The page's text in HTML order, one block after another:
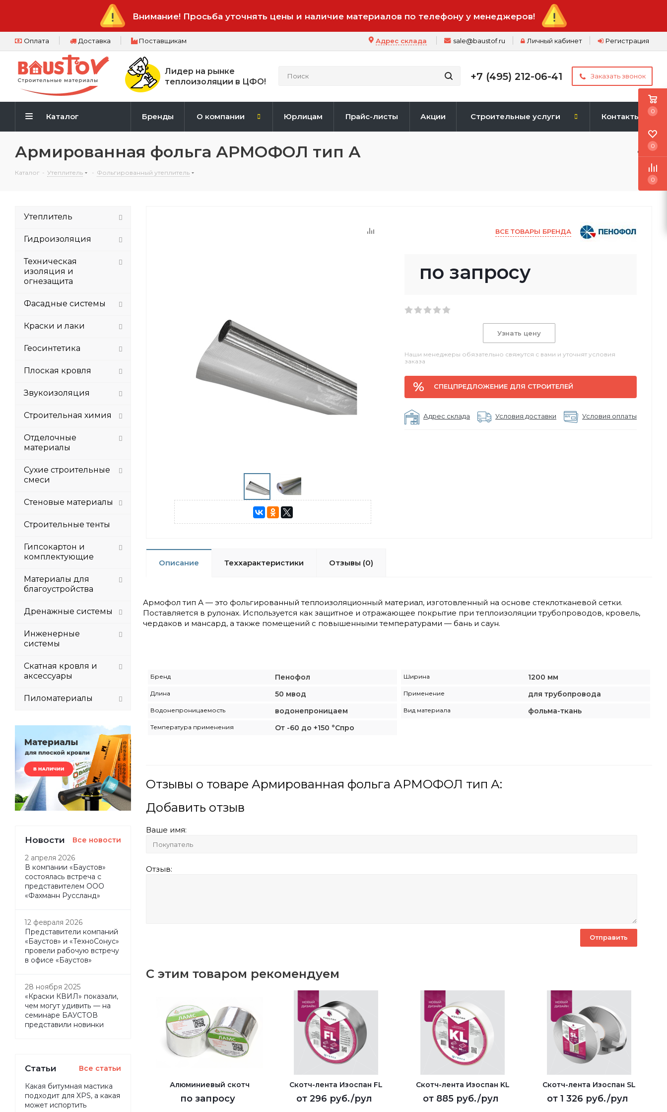
Внимание! Просьба уточнять цены и наличие материалов по телефону у менеджеров!
Оплата Доставка Поставщикам Регистрация
Личный кабинет
sale@baustof.ru
Адрес склада
Лидер на рынке
теплоизоляции в ЦФО!
+7 (495) 212-06-41 Заказать звонок
Каталог Бренды О компании Юрлицам Прайс-листы Акции Строительные услуги Контакты
Армированная фольга АРМОФОЛ тип А
Каталог - Утеплитель - Фольгированный утеплитель
ВСЕ ТОВАРЫ БРЕНДА
по запросу
Узнать цену
Наши менеджеры обязательно свяжутся с вами и уточнят условия
заказа
СПЕЦПРЕДЛОЖЕНИЕ ДЛЯ СТРОИТЕЛЕЙ
Адрес склада Условия доставки Условия оплаты
Описание Теххарактеристики Отзывы (0)
Армофол тип А — это фольгированный теплоизоляционный материал, изготовленный на основе стеклотканевой сетки.
Поставляется в рулонах. Используется как защитное и отражающее покрытие при теплоизоляции трубопроводов, кровель,
чердаков и мансард, а также помещений с повышенными температурами — бань и саун.
Бренд Пенофол Ширина 1200 мм
Длина 50 мвод Применение для трубопровода
Водонепроницаемость водонепроницаем Вид материала фольма-ткань
Температура применения От -60 до +150 °Cпро
Отзывы о товаре Армированная фольга АРМОФОЛ тип А:
Добавить отзыв
Ваше имя:
Отзыв:
С этим товаром рекомендуем
Алюминиевый скотч
по запросу
Скотч-лента Изоспан FL
от 296 руб./рул
Скотч-лента Изоспан KL
от 885 руб./рул
Скотч-лента Изоспан SL
от 1 326 руб./рул
Утеплитель
Гидроизоляция
Техническая
изоляция и
огнезащита
Фасадные системы
Краски и лаки
Геосинтетика
Плоская кровля
Звукоизоляция
Строительная химия
Отделочные
материалы
Сухие строительные
смеси
Стеновые материалы
Строительные тенты
Гипсокартон и
комплектующие
Материалы для
благоустройства
Дренажные системы
Инженерные
системы
Скатная кровля и
аксессуары
Пиломатериалы
Новости Все новости
2 апреля 2026
В компании «Баустов»
состоялась встреча с
представителем ООО
«Фахманн Руссланд»
12 февраля 2026
Представители компаний
«Баустов» и «ТехноСонус»
провели рабочую встречу
в офисе «Баустов»
28 ноября 2025
«Краски КВИЛ» показали,
чем могут удивить — на
семинаре БАУСТОВ
представили новинки
Статьи Все статьи
Какая битумная мастика
подходит для XPS, а какая
может испортить
0
0
0